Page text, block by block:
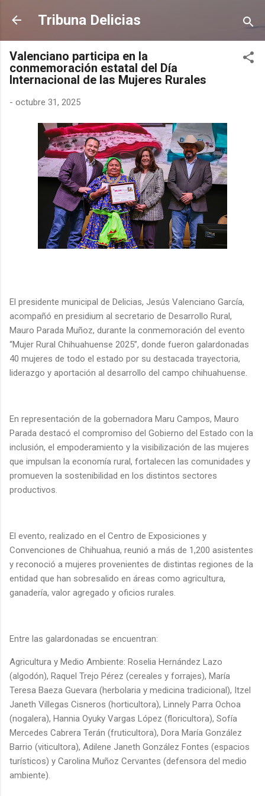
Ir al contenido principal
Tribuna Delicias
Valenciano participa en la
conmemoración estatal del Día
Internacional de las Mujeres Rurales
- octubre 31, 2025
El presidente municipal de Delicias, Jesús Valenciano García,
acompañó en presidium al secretario de Desarrollo Rural,
Mauro Parada Muñoz, durante la conmemoración del evento
“Mujer Rural Chihuahuense 2025”, donde fueron galardonadas
40 mujeres de todo el estado por su destacada trayectoria,
liderazgo y aportación al desarrollo del campo chihuahuense.
En representación de la gobernadora Maru Campos, Mauro
Parada destacó el compromiso del Gobierno del Estado con la
inclusión, el empoderamiento y la visibilización de las mujeres
que impulsan la economía rural, fortalecen las comunidades y
promueven la sostenibilidad en los distintos sectores
productivos.
El evento, realizado en el Centro de Exposiciones y
Convenciones de Chihuahua, reunió a más de 1,200 asistentes
y reconoció a mujeres provenientes de distintas regiones de la
entidad que han sobresalido en áreas como agricultura,
ganadería, valor agregado y oficios rurales.
Entre las galardonadas se encuentran:
Agricultura y Medio Ambiente: Roselia Hernández Lazo
(algodón), Raquel Trejo Pérez (cereales y forrajes), María
Teresa Baeza Guevara (herbolaria y medicina tradicional), Itzel
Janeth Villegas Cisneros (horticultora), Linnely Parra Ochoa
(nogalera), Hannia Oyuky Vargas López (floricultora), Sofía
Mercedes Cabrera Terán (fruticultora), Dora María González
Barrio (viticultora), Adilene Janeth González Fontes (espacios
turísticos) y Carolina Muñoz Cervantes (defensora del medio
ambiente).